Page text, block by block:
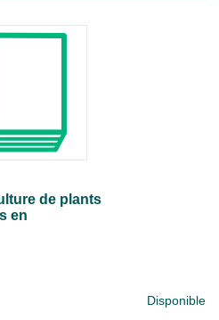
de plants
en
Disponible